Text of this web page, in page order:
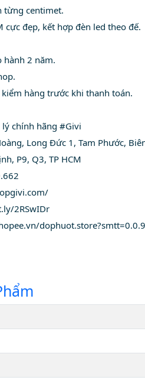
từng centimet.
cực đẹp, kết hợp đèn led theo đế.
hành 2 năm.
kiểm hàng trước khi thanh toán.
lý chính hãng #Givi
Long Đức 1, Tam Phước,
P9, Q3, TP HCM
2RSwIDr
dophuot.store?smtt=0.0.9